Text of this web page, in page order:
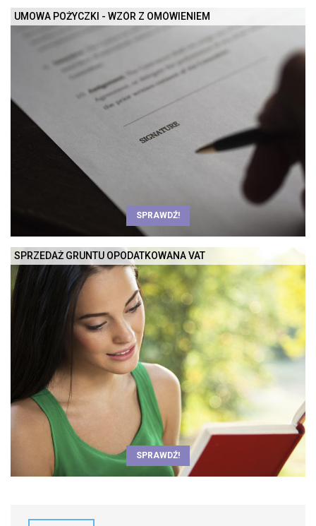
UMOWA POŻYCZKI - WZÓR Z OMÓWIENIEM
SPRAWDŹ!
SPRZEDAŻ GRUNTU OPODATKOWANA VAT
SPRAWDŹ!